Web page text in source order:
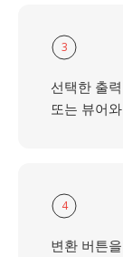
3
선택한 출
또는 뷰어
4
변환 버튼